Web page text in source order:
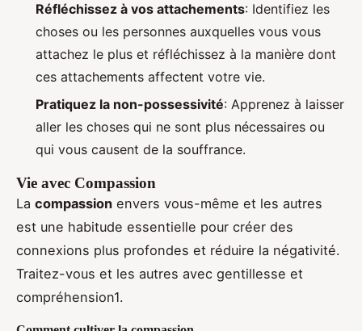
Réfléchissez à vos attachements: Identifiez les
choses ou les personnes auxquelles vous vous
attachez le plus et réfléchissez à la manière dont
ces attachements affectent votre vie.
Pratiquez la non-possessivité: Apprenez à laisser
aller les choses qui ne sont plus nécessaires ou
qui vous causent de la souffrance.
Vie avec Compassion
La compassion envers vous-même et les autres
est une habitude essentielle pour créer des
connexions plus profondes et réduire la négativité.
Traitez-vous et les autres avec gentillesse et
compréhension1.